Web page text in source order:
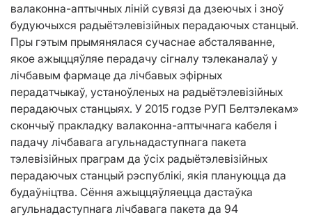
валаконна-аптычных ліній сувязі да дзеючых і зноў
будуючыхся радыётэлевізійных перадаючых станцый.
Пры гэтым прымянялася сучаснае абсталяванне,
якое ажыццяўляе перадачу сігналу тэлеканалаў у
лічбавым фармаце да лічбавых эфірных
перадатчыкаў, устаноўленых на радыётэлевізійных
перадаючых станцыях. У 2015 годзе РУП Белтэлекам»
скончыў пракладку валаконна-аптычнага кабеля і
падачу лічбавага агульнадаступнага пакета
тэлевізійных праграм да ўсіх радыётэлевізійных
перадаючых станцый рэспублікі, якія плануюцца да
будаўніцтва. Сёння ажыццяўляецца дастаўка
агульнадаступнага лічбавага пакета да 94